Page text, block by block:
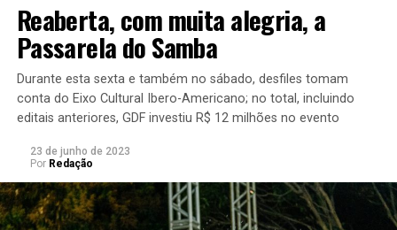
Reaberta, com muita alegria, a
Passarela do Samba
Durante esta sexta e também no sábado, desfiles tomam
conta do Eixo Cultural Ibero-Americano; no total, incluindo
editais anteriores, GDF investiu R$ 12 milhões no evento
23 de junho de 2023
Por Redação